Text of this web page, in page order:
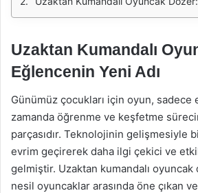
Uzaktan Kumandalı
Eğlencenin Yeni Adı
Günümüz çocukları için oyun, sadece
zamanda öğrenme ve keşfetme
parçasıdır. Teknolojinin gelişmesiyle
evrim geçirerek daha ilgi çekici ve
gelmiştir. Uzaktan kumandalı
nesil oyuncaklar arasında öne çıkan